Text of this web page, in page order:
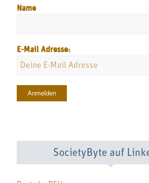
Name
E-Mail Adresse:
SocietyByte auf